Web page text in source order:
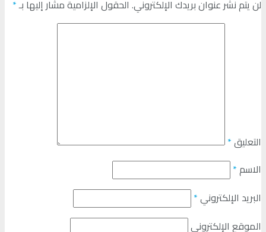
لن يتم نشر عنوان بريدك الإلكتروني. الحقول الإلزامية مشار إليها بـ*
التعليق*
الاسم*
البريد الإلكتروني*
الموقع الإلكتروني